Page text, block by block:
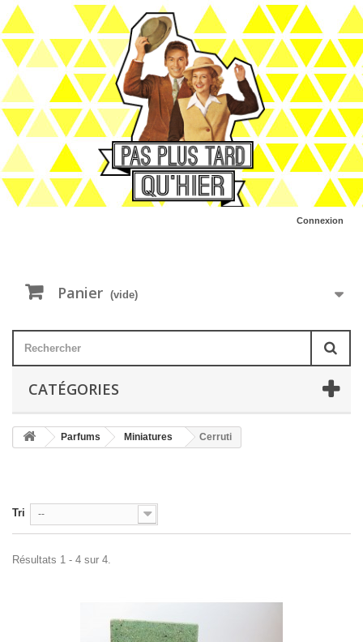
Connexion
Panier (vide)
CATÉGORIES
Parfums Miniatures Cerruti
Tri --
Résultats 1 - 4 sur 4.